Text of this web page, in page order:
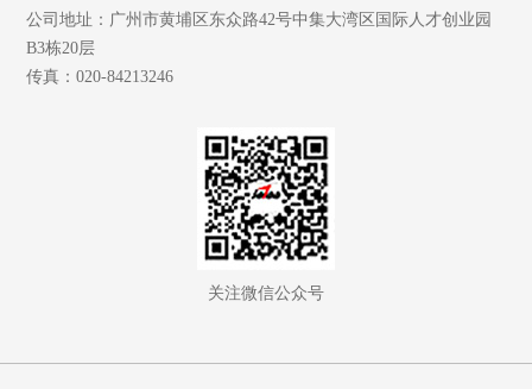
公司地址：广州市黄埔区东众路42号中集大湾区国际人才创业园
B3栋20层
传真：020-84213246
关注微信公众号